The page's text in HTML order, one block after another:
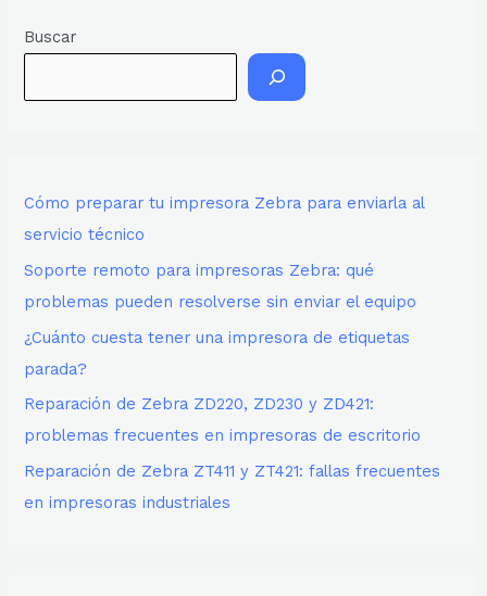
Buscar
Cómo preparar tu impresora Zebra para enviarla al
servicio técnico
Soporte remoto para impresoras Zebra: qué
problemas pueden resolverse sin enviar el equipo
¿Cuánto cuesta tener una impresora de etiquetas
parada?
Reparación de Zebra ZD220, ZD230 y ZD421:
problemas frecuentes en impresoras de escritorio
Reparación de Zebra ZT411 y ZT421: fallas frecuentes
en impresoras industriales